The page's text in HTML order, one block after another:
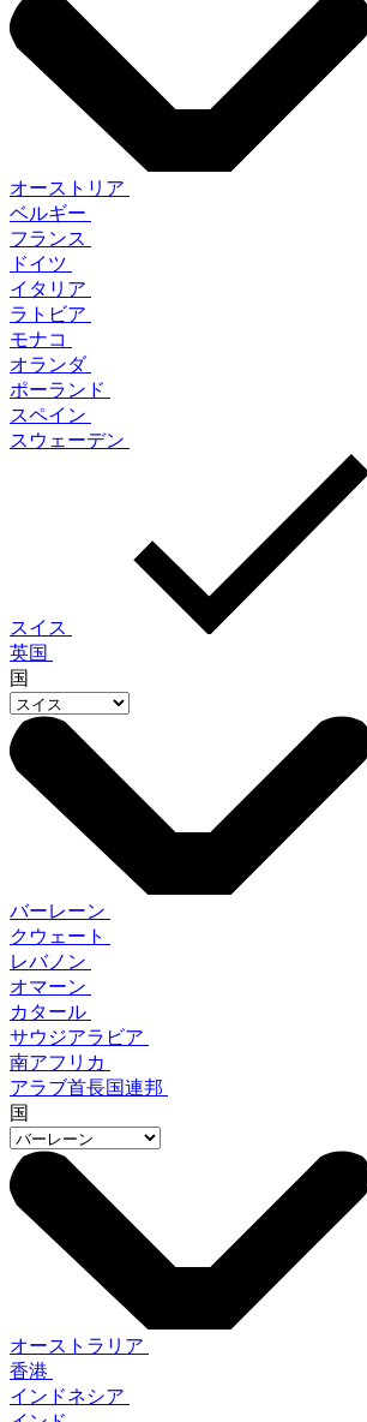
オーストリア
ベルギー
フランス
ドイツ
イタリア
ラトビア
モナコ
オランダ
ポーランド
スペイン
スウェーデン
スイス
英国
国
バーレーン
クウェート
レバノン
オマーン
カタール
サウジアラビア
南アフリカ
アラブ首長国連邦
国
オーストラリア
香港
インドネシア